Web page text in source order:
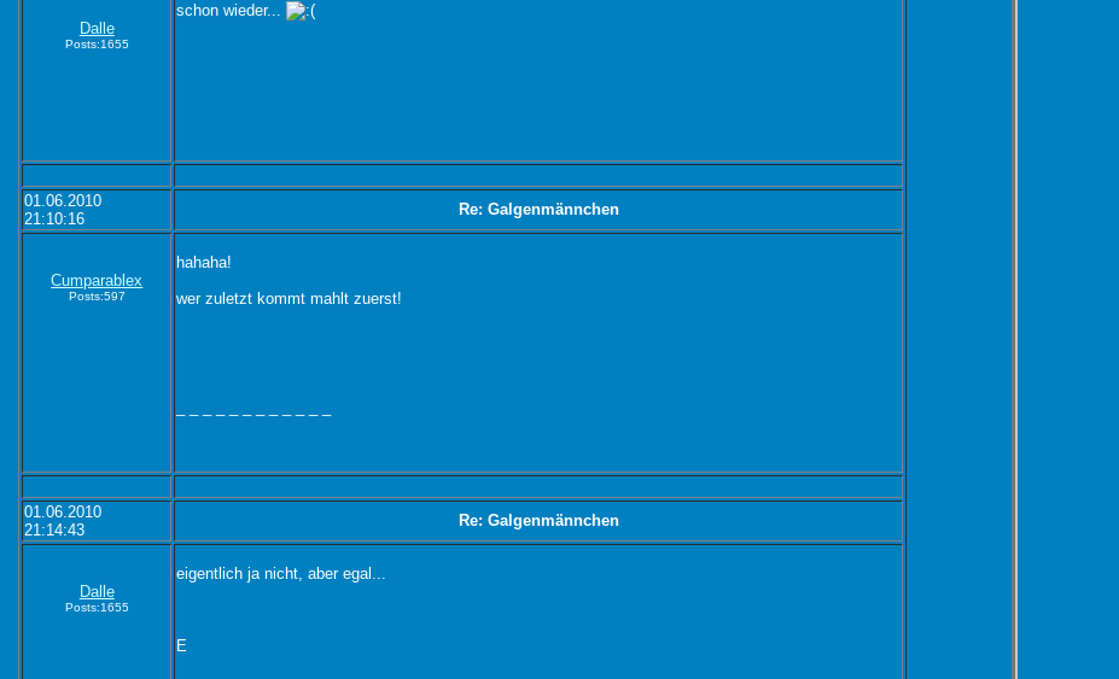
Dalle
Posts:1655
schon wieder...
01.06.2010
21:10:16
Re: Galgenmännchen
Cumparablex
Posts:597
hahaha!
wer zuletzt kommt mahlt zuerst!
01.06.2010
21:14:43
Re: Galgenmännchen
Dalle
Posts:1655
eigentlich ja nicht, aber egal...
E